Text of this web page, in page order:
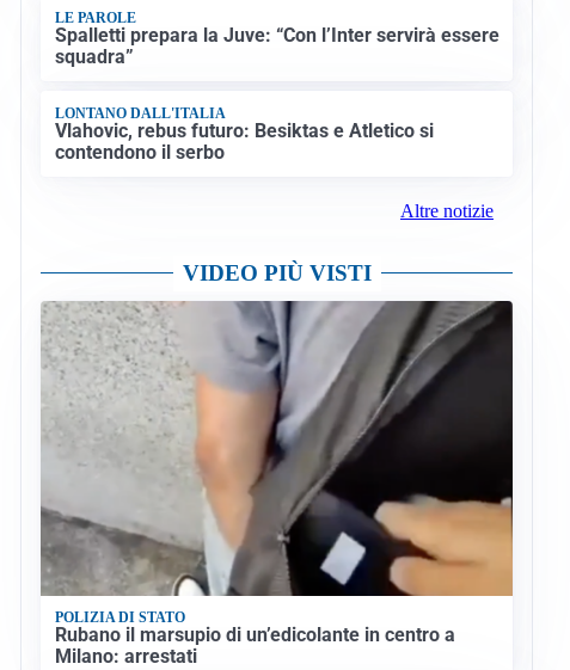
LE PAROLE
Spalletti prepara la Juve: “Con l’Inter servirà essere
squadra”
LONTANO DALL'ITALIA
Vlahovic, rebus futuro: Besiktas e Atletico si
contendono il serbo
Altre notizie
VIDEO PIÙ VISTI
POLIZIA DI STATO
Rubano il marsupio di un’edicolante in centro a
Milano: arrestati